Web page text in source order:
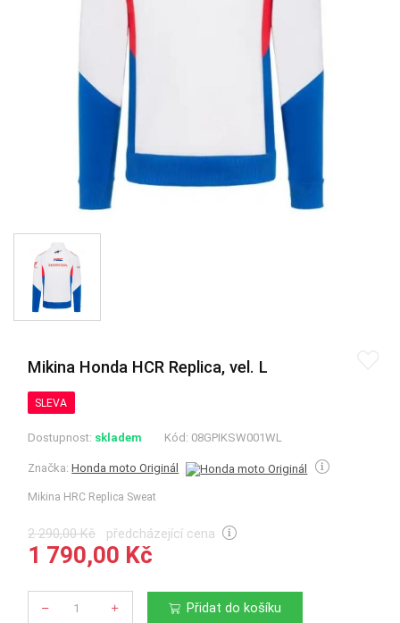
Mikina Honda HCR Replica, vel. L
SLEVA
Dostupnost: skladem Kód: 08GPIKSW001WL
Značka:Honda moto Originál
Mikina HRC Replica Sweat
2 290,00 Kč předcházející cena
1 790,00 Kč
Počet Přidat do košíku